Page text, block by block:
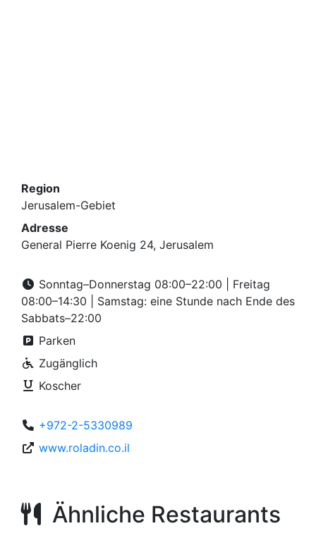
Region
Jerusalem-Gebiet
Adresse
General Pierre Koenig 24, Jerusalem
Sonntag–Donnerstag 08:00–22:00 | Freitag
08:00–14:30 | Samstag: eine Stunde nach Ende des
Sabbats–22:00
Parken
Zugänglich
Koscher
+972-2-5330989
www.roladin.co.il
Ähnliche Restaurants